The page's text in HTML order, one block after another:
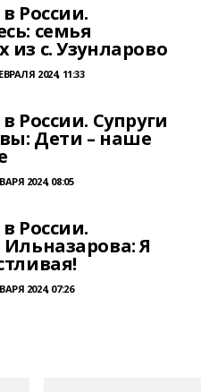
России.
семья
из с. Узунларово
2024, 11:33
России. Супруги
Дети – наше
2024, 08:05
России.
Ильназарова: Я
2024, 07:26